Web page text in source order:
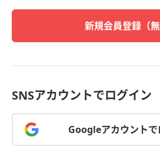
新規会員登録（無
SNSアカウントでログイン
Googleアカウントで